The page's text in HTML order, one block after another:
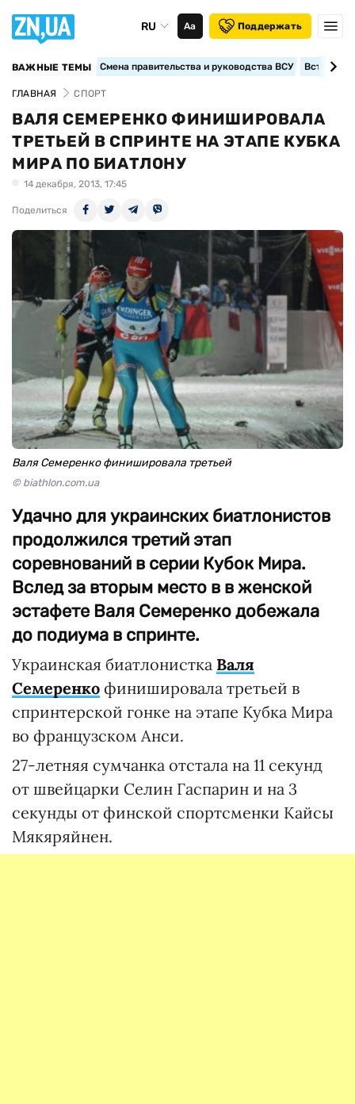
RU Аа Поддержать
ВАЖНЫЕ ТЕМЫ Смена правительства и руководства ВСУ
ГЛАВНАЯ СПОРТ
ВАЛЯ СЕМЕРЕНКО ФИНИШИРОВАЛА
ТРЕТЬЕЙ В СПРИНТЕ НА ЭТАПЕ КУБКА
МИРА ПО БИАТЛОНУ
14 декабря, 2013, 17:45
Поделиться
Валя Семеренко финишировала третьей
© biathlon.com.ua
Удачно для украинских биатлонистов
продолжился третий этап
соревнований в серии Кубок Мира.
Вслед за вторым место в в женской
эстафете Валя Семеренко добежала
до подиума в спринте.
Украинская биатлонистка Валя
Семеренко финишировала третьей в
спринтерской гонке на этапе Кубка Мира
во французском Анси.
27-летняя сумчанка отстала на 11 секунд
от швейцарки Селин Гаспарин и на 3
секунды от финской спортсменки Кайсы
Мякяряйнен.